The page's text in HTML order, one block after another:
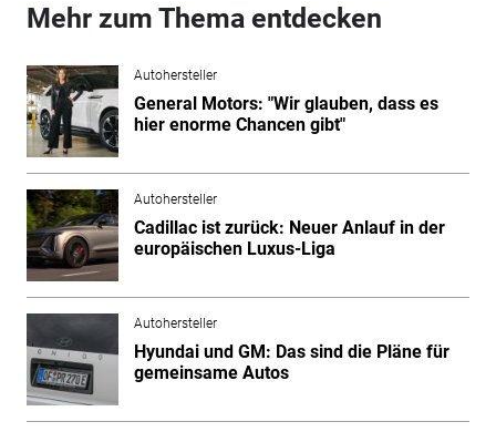
Mehr zum Thema entdecken
Autohersteller
General Motors: "Wir glauben, dass es
hier enorme Chancen gibt"
Autohersteller
Cadillac ist zurück: Neuer Anlauf in der
europäischen Luxus-Liga
Autohersteller
Hyundai und GM: Das sind die Pläne für
gemeinsame Autos